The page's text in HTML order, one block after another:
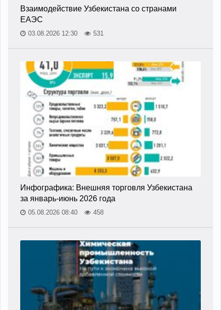
Взаимодействие Узбекистана со странами
ЕАЭС
03.08.2026 12:30 531
Инфографика: Внешняя торговля Узбекистана
за январь-июнь 2026 года
05.08.2026 08:40 458